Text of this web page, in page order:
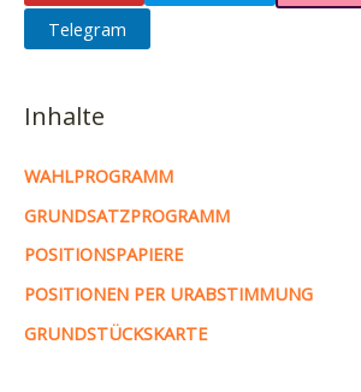
Telegram
Inhalte
WAHLPROGRAMM
GRUNDSATZPROGRAMM
POSITIONSPAPIERE
POSITIONEN PER URABSTIMMUNG
GRUNDSTÜCKSKARTE